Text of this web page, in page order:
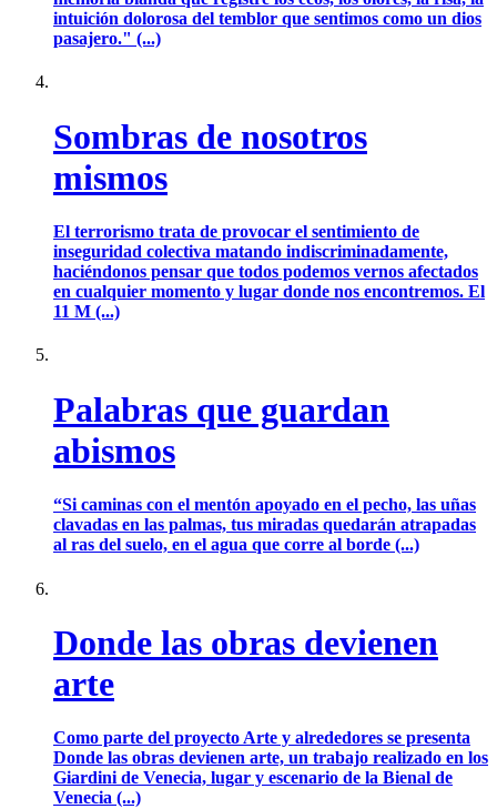
intuición dolorosa del temblor que sentimos como un dios
pasajero." (...)
Sombras de nosotros
mismos
El terrorismo trata de provocar el sentimiento de
inseguridad colectiva matando indiscriminadamente,
haciéndonos pensar que todos podemos vernos afectados
en cualquier momento y lugar donde nos encontremos. El
11 M (...)
Palabras que guardan
abismos
“Si caminas con el mentón apoyado en el pecho, las uñas
clavadas en las palmas, tus miradas quedarán atrapadas
al ras del suelo, en el agua que corre al borde (...)
Donde las obras devienen
arte
Como parte del proyecto Arte y alrededores se presenta
Donde las obras devienen arte, un trabajo realizado en los
Giardini de Venecia, lugar y escenario de la Bienal de
Venecia (...)